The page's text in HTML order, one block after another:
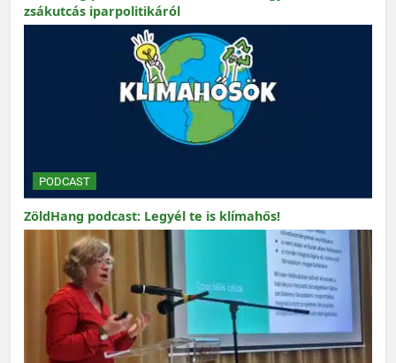
zsákutcás iparpolitikáról
PODCAST
ZöldHang podcast: Legyél te is klímahős!